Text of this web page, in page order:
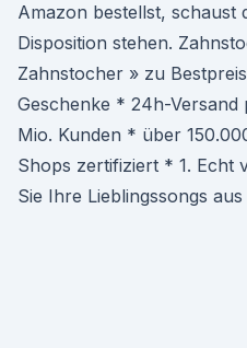
Amazon bestellst,
Disposition stehen.
Zahnstocher » zu
Geschenke * 24h-
Mio. Kunden * über
Shops zertifiziert * 1. Echt
Sie Ihre Lieblingssongs